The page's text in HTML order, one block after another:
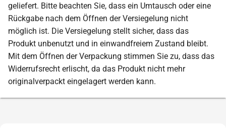
geliefert. Bitte beachten Sie, dass ein Umtausch oder eine
Rückgabe nach dem Öffnen der Versiegelung nicht
möglich ist. Die Versiegelung stellt sicher, dass das
Produkt unbenutzt und in einwandfreiem Zustand bleibt.
Mit dem Öffnen der Verpackung stimmen Sie zu, dass das
Widerrufsrecht erlischt, da das Produkt nicht mehr
originalverpackt eingelagert werden kann.